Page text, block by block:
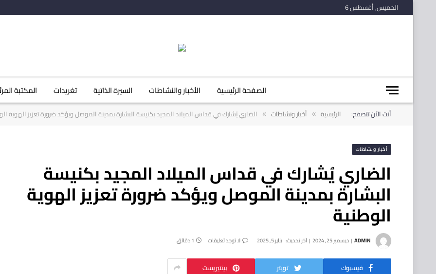
الخميس, أغسطس 6
الصفحة الرئيسية الأخبار والنشاطات السيرة الذاتية تغريدات المكتبة
أنت الآن تتصفح: الرئيسية » أخبار ونشاطات » الضاري يُشارك في قداس الميلاد المجيد بكنيسة البشارة بمدينة الموصل ويؤكد ضرورة تعزيز الهوية
أخبار ونشاطات
الضاري يُشارك في قداس الميلاد المجيد بكنيسة
البشارة بمدينة الموصل ويؤكد ضرورة تعزيز الهوية
الوطنية
ADMIN ديسمبر 25, 2024 آخر تحديث: يناير 5, 2025 لا توجد تعليقات 1 دقائق
فيسبوك تويتر بينتيريست